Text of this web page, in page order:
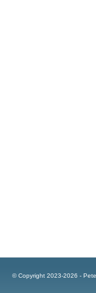
© Copyright 2023-2026 -